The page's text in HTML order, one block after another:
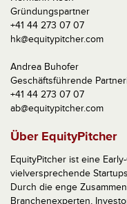
Gründungspartner
+41 44 273 07 07
hk@equitypitcher.com
Andrea Buhofer
Geschäftsführende
+41 44 273 07 07
ab@equitypitcher.com
Über EquityPitcher
EquityPitcher ist eine
vielversprechende
Durch die enge
Branchenexperten,